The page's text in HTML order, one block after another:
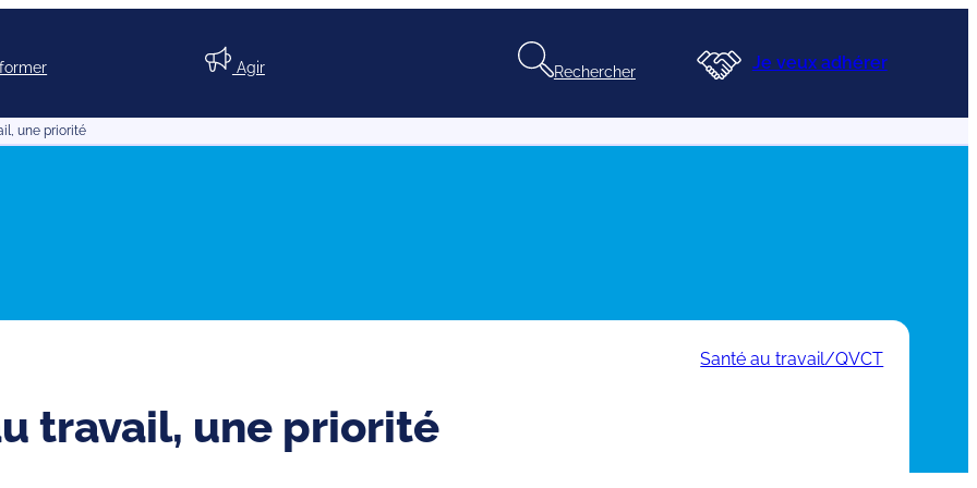
Agir Rechercher Je veux adhérer
une priorité
Santé au travail/QVCT
travail, une priorité